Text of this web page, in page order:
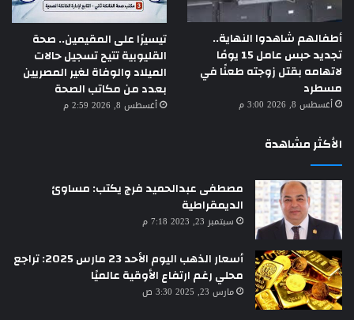
أطفالهم شاهدوا النهاية..
تجديد حبس عامل 15 يومًا
لاتهامه بقتل زوجته طعنًا في
مسطرد
أغسطس 8, 2026 3:00 م
تيسيرًا على المقيمين.. صحة
القليوبية تتيح تسجيل حالات
الميلاد والوفاة لغير المصريين
بعدد من مكاتب الصحة
أغسطس 8, 2026 2:59 م
الأكثر مشاهدة
مصطفى عبدالحميد فرج يكتب: مساوئ
الديمقراطية
سبتمبر 23, 2023 7:18 م
أسعار الذهب اليوم الأحد 23 مارس 2025: تراجع
محلي رغم ارتفاع الأوقية عالميًا
مارس 23, 2025 3:30 ص